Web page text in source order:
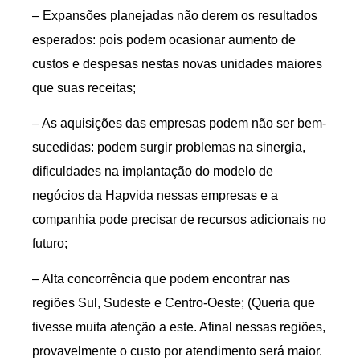
– Expansões planejadas não derem os resultados
esperados: pois podem ocasionar aumento de
custos e despesas nestas novas unidades maiores
que suas receitas;
– As aquisições das empresas podem não ser bem-
sucedidas: podem surgir problemas na sinergia,
dificuldades na implantação do modelo de
negócios da Hapvida nessas empresas e a
companhia pode precisar de recursos adicionais no
futuro;
– Alta concorrência que podem encontrar nas
regiões Sul, Sudeste e Centro-Oeste; (Queria que
tivesse muita atenção a este. Afinal nessas regiões,
provavelmente o custo por atendimento será maior.